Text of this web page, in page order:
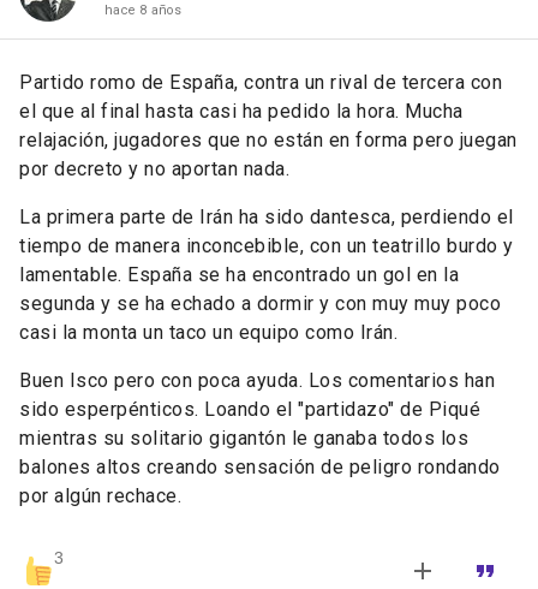
hace 8 años
Partido romo de España, contra un rival de tercera con
el que al final hasta casi ha pedido la hora. Mucha
relajación, jugadores que no están en forma pero juegan
por decreto y no aportan nada.
La primera parte de Irán ha sido dantesca, perdiendo el
tiempo de manera inconcebible, con un teatrillo burdo y
lamentable. España se ha encontrado un gol en la
segunda y se ha echado a dormir y con muy muy poco
casi la monta un taco un equipo como Irán.
Buen Isco pero con poca ayuda. Los comentarios han
sido esperpénticos. Loando el "partidazo" de Piqué
mientras su solitario gigantón le ganaba todos los
balones altos creando sensación de peligro rondando
por algún rechace.
3